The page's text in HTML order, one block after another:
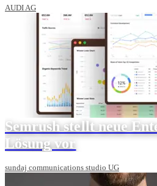
AUDI AG
Semrush stellt neue
Lösung vor
sundaj communications studio UG